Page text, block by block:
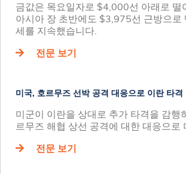
금값은 목요일자로 $4,000선 아래로 떨
아시아 장 초반에도 $3,975선 근방으로
세를 지속했습니다.
전문 보기
미국, 호르무즈 선박 공격 대응으로 이란 타격
미군이 이란을 상대로 추가 타격을 감행
르무즈 해협 상선 공격에 대한 대응으로
전문 보기